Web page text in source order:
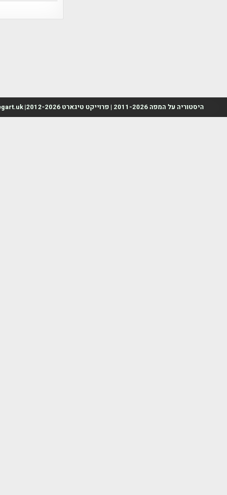
היסטוריה על המפה 2011-2026 | פרוייקט טיגארט 2012-2026| www.mapah.co.il | www.tegart.uk